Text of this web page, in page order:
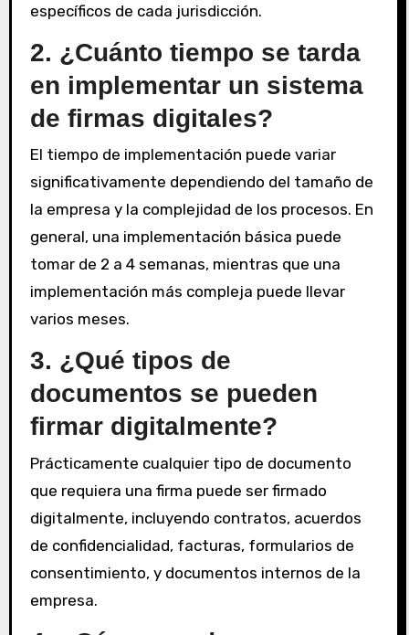
específicos de cada jurisdicción.
2. ¿Cuánto tiempo se tarda
en implementar un sistema
de firmas digitales?
El tiempo de implementación puede variar
significativamente dependiendo del tamaño de
la empresa y la complejidad de los procesos. En
general, una implementación básica puede
tomar de 2 a 4 semanas, mientras que una
implementación más compleja puede llevar
varios meses.
3. ¿Qué tipos de
documentos se pueden
firmar digitalmente?
Prácticamente cualquier tipo de documento
que requiera una firma puede ser firmado
digitalmente, incluyendo contratos, acuerdos
de confidencialidad, facturas, formularios de
consentimiento, y documentos internos de la
empresa.